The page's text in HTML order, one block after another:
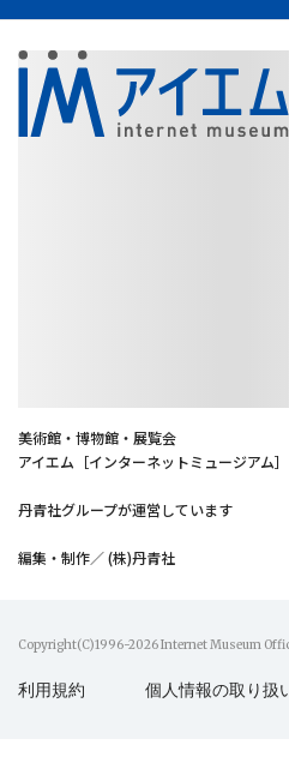
美術館・博物館・展覧会
アイエム［インターネットミュージアム］
丹青社グループが運営しています
編集・制作／ (株)丹青社
Copyright(C)1996-2026 Internet Museum
利用規約 個人情報の取り扱